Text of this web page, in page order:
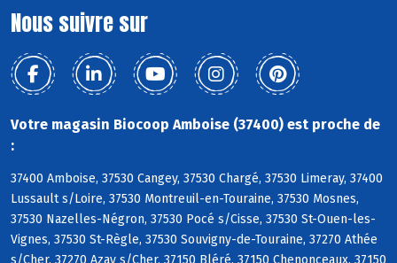
Nous suivre sur
Votre magasin Biocoop Amboise (37400) est proche de
:
37400 Amboise, 37530 Cangey, 37530 Chargé, 37530 Limeray, 37400
Lussault s/Loire, 37530 Montreuil-en-Touraine, 37530 Mosnes,
37530 Nazelles-Négron, 37530 Pocé s/Cisse, 37530 St-Ouen-les-
Vignes, 37530 St-Règle, 37530 Souvigny-de-Touraine, 37270 Athée